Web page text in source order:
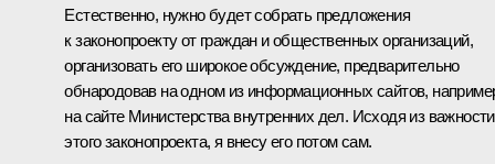
Естественно, нужно будет собрать предложения
к законопроекту от граждан и общественных организаций,
организовать его широкое обсуждение, предварительно
обнародовав на одном из информационных сайтов,
на сайте Министерства внутренних дел. Исходя из важности
этого законопроекта, я внесу его потом сам.